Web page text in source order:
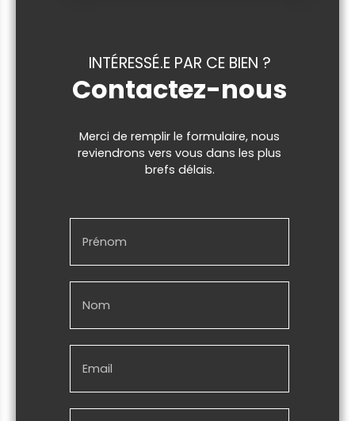
INTÉRESSÉ.E PAR CE BIEN ?
Contactez-nous
Merci de remplir le formulaire, nous
reviendrons vers vous dans les plus
brefs délais.
Prénom
Nom
Email